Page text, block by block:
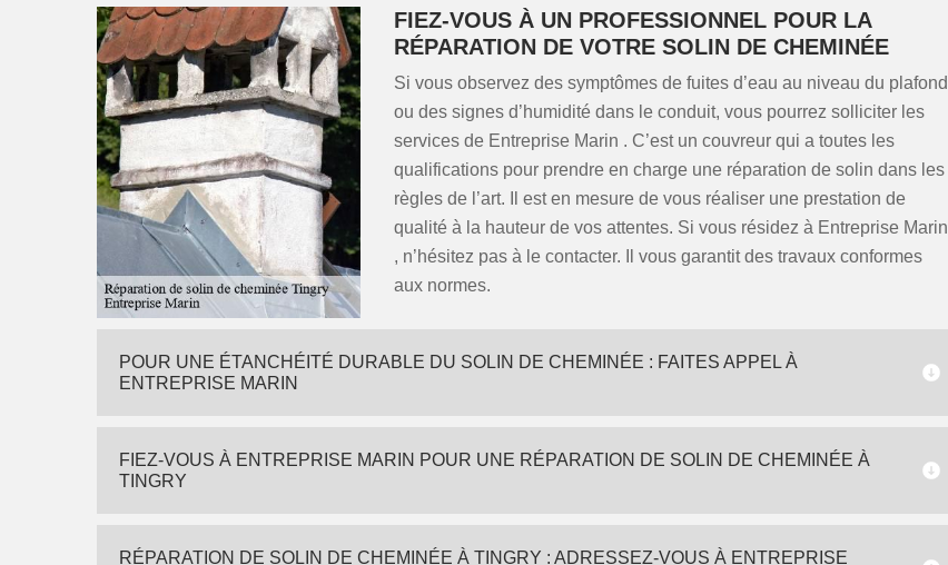
FIEZ-VOUS À UN PROFESSIONNEL POUR LA
RÉPARATION DE VOTRE SOLIN DE CHEMINÉE
Si vous observez des symptômes de fuites d’eau au niveau du plafond
ou des signes d’humidité dans le conduit, vous pourrez solliciter les
services de Entreprise Marin . C’est un couvreur qui a toutes les
qualifications pour prendre en charge une réparation de solin dans les
règles de l’art. Il est en mesure de vous réaliser une prestation de
qualité à la hauteur de vos attentes. Si vous résidez à Entreprise Marin
, n’hésitez pas à le contacter. Il vous garantit des travaux conformes
aux normes.
POUR UNE ÉTANCHÉITÉ DURABLE DU SOLIN DE CHEMINÉE : FAITES APPEL À
ENTREPRISE MARIN
FIEZ-VOUS À ENTREPRISE MARIN POUR UNE RÉPARATION DE SOLIN DE CHEMINÉE À
TINGRY
RÉPARATION DE SOLIN DE CHEMINÉE À TINGRY : ADRESSEZ-VOUS À ENTREPRISE